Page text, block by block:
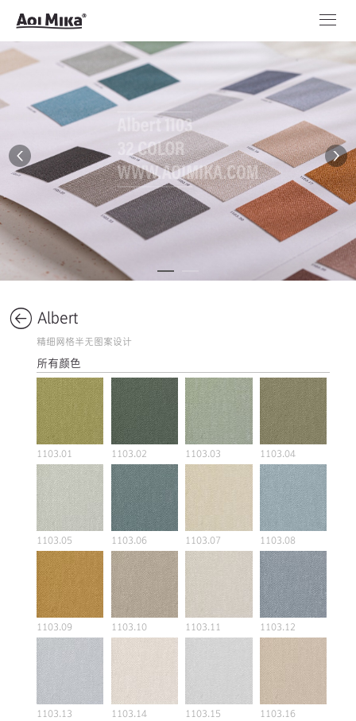
Albert
精细网格半无图案设计
所有颜色
1103.01 1103.02 1103.03 1103.04
1103.05 1103.06 1103.07 1103.08
1103.09 1103.10 1103.11 1103.12
1103.13 1103.14 1103.15 1103.16